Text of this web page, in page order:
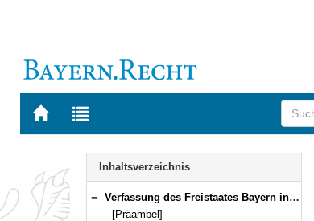
Zur
BAYERN.RECHT
Zur
letzten
Navigation
Inhaltsverzeichnis
Bereich reduzieren
Verfassung des Freistaates Bayern in der Fassung der Bekanntmachung vom 15. Dezember 1998 (GVBl. S. 991, 992) BayRS 100-1-I (Art. 1–188)
[Präambel]